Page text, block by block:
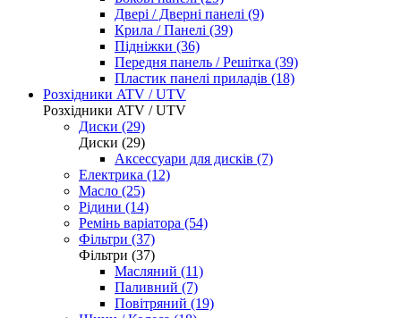
Двері / Дверні панелі (9)
Крила / Панелі (39)
Підніжки (36)
Передня панель / Решітка (39)
Пластик панелі приладів (18)
Розхідники ATV / UTV
Розхідники ATV / UTV
Диски (29)
Диски (29)
Аксессуари для дисків (7)
Електрика (12)
Масло (25)
Рідини (14)
Ремінь варіатора (54)
Фільтри (37)
Фільтри (37)
Масляний (11)
Паливний (7)
Повітряний (19)